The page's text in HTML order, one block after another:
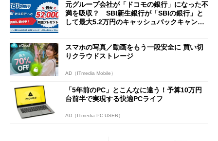
元グループ会社が「ドコモの銀行」になった不
満を吸収？ SBI新生銀行が「SBIの銀行」と
して最大5.2万円のキャッシュバックキャンペ
スマホの写真／動画をもう一段安全に 買い切
りクラウドストレージ
AD（ITmedia Mobile）
「5年前のPC」とこんなに違う！予算10万円
台前半で実現する快適PCライフ
AD（ITmedia PC USER）